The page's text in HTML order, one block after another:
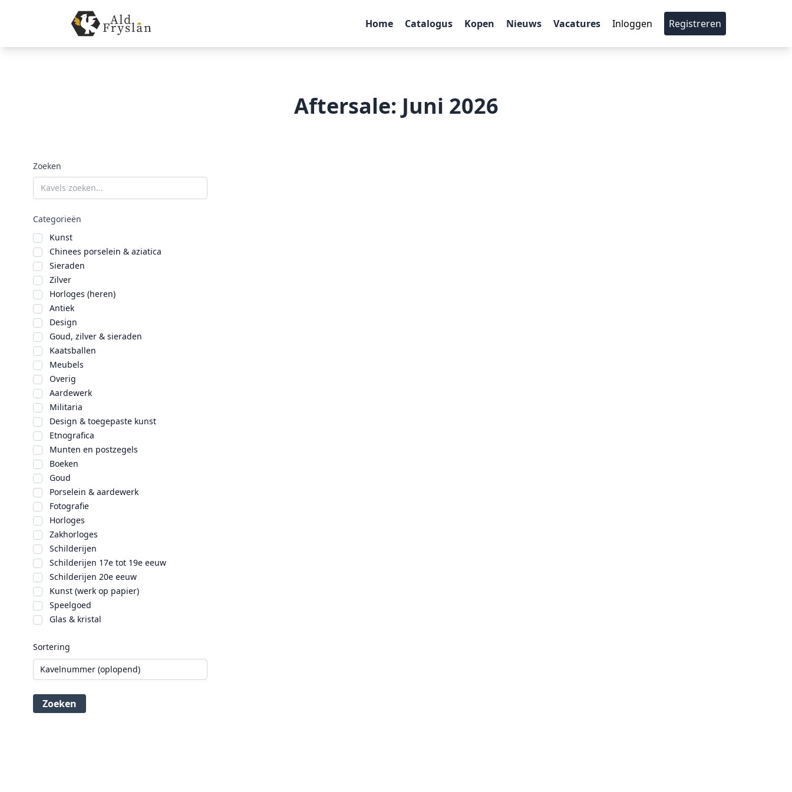
Home Catalogus Kopen Nieuws Vacatures Inloggen Registreren
Aftersale: Juni 2026
Zoeken
Categorieën
Kunst
Chinees porselein & aziatica
Sieraden
Zilver
Horloges (heren)
Antiek
Design
Goud, zilver & sieraden
Kaatsballen
Meubels
Overig
Aardewerk
Militaria
Design & toegepaste kunst
Etnografica
Munten en postzegels
Boeken
Goud
Porselein & aardewerk
Fotografie
Horloges
Zakhorloges
Schilderijen
Schilderijen 17e tot 19e eeuw
Schilderijen 20e eeuw
Kunst (werk op papier)
Speelgoed
Glas & kristal
Sortering